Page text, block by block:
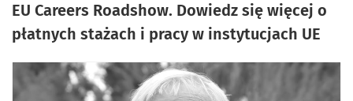
EU Careers Roadshow. Dowiedz się więcej o
płatnych stażach i pracy w instytucjach UE